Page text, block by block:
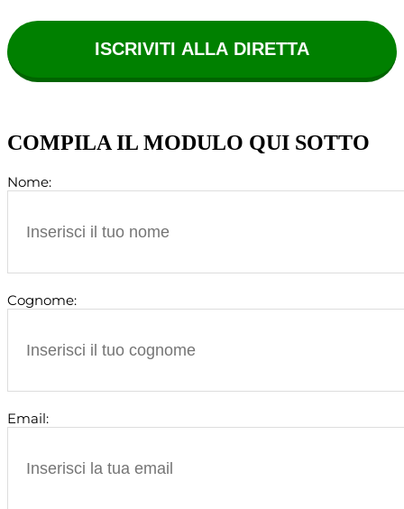
COMPILA IL MODULO QUI SOTTO
Nome:
Cognome:
Email: